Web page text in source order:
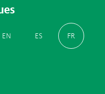
EN ES FR